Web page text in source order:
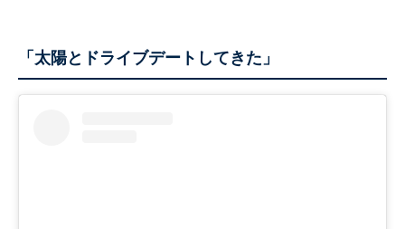
「太陽とドライブデートしてきた」